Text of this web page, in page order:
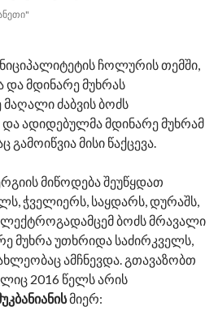
ჩოლურის თემში,
და მდინარე მუხრას
ძაბვის ბოძს
და ადიდებულმა მდინარე მუხრამ
გამოიწვია მისი წაქცევა.
მიწოდება შეუწყდათ
ჭველიერს, საყდარს, დურაშს,
ბოძს მრავალი
მუხრა უთხრიდა საძირკველს,
ამჩნევდა. გთავაზობთ
2016 წელს არის
მიერ: